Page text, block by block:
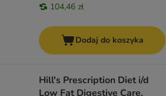
104,46 zł
Dodaj do koszyka
Hill's Prescription Diet i/d
Low Fat Digestive Care,